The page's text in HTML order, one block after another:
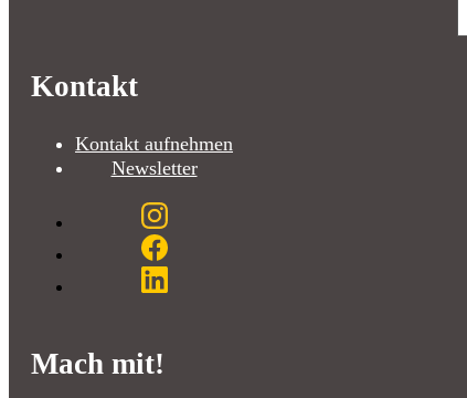
Kontakt
Kontakt aufnehmen
Newsletter
Mach mit!